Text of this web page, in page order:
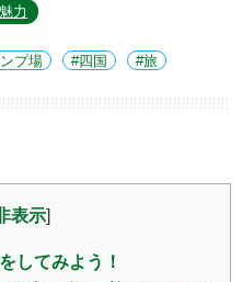
力
プ場 四国 旅
表示]
してみよう！